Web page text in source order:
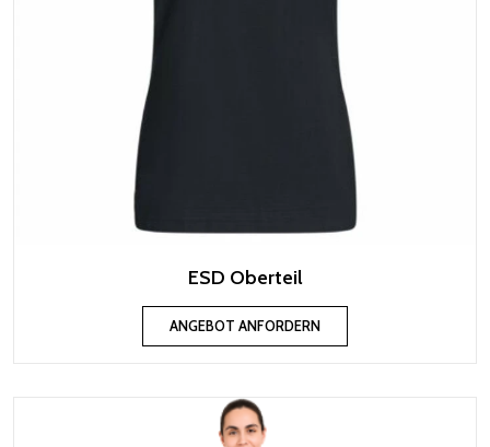
ESD Oberteil
ANGEBOT ANFORDERN